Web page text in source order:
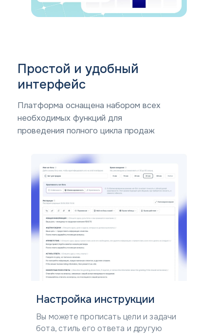
Простой и удобный
интерфейс
Платформа оснащена набором всех
необходимых функций для
проведения полного цикла продаж
Вы можете прописать цели и задачи
бота, стиль его ответа и другую
Настройка инструкции